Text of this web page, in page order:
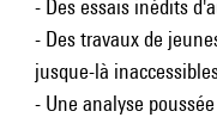
- Des essais inédits
- Des travaux de
jusque-là
- Une analyse